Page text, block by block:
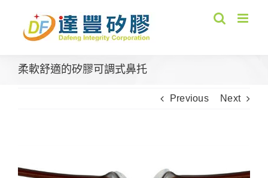
content
柔軟舒適的矽膠可調式鼻托
Previous Next
Larger